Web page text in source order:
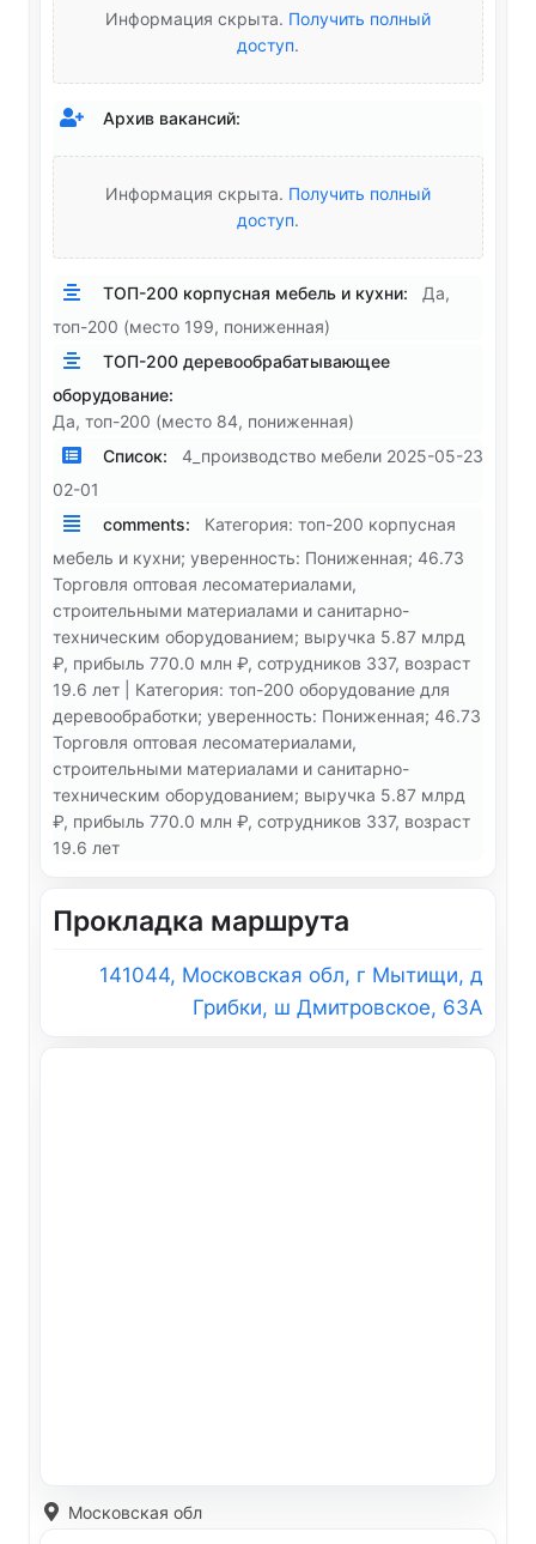
Информация скрыта. Получить полный
доступ.
Архив вакансий:
Информация скрыта. Получить полный
доступ.
ТОП-200 корпусная мебель и кухни:
Да,
топ-200 (место 199, пониженная)
ТОП-200 деревообрабатывающее
оборудование:
Да, топ-200 (место 84, пониженная)
Список:
4_производство мебели 2025-05-23
02-01
comments:
Категория: топ-200 корпусная
мебель и кухни; уверенность: Пониженная; 46.73
Торговля оптовая лесоматериалами,
строительными материалами и санитарно-
техническим оборудованием; выручка 5.87 млрд
₽, прибыль 770.0 млн ₽, сотрудников 337, возраст
19.6 лет | Категория: топ-200 оборудование для
деревообработки; уверенность: Пониженная; 46.73
Торговля оптовая лесоматериалами,
строительными материалами и санитарно-
техническим оборудованием; выручка 5.87 млрд
₽, прибыль 770.0 млн ₽, сотрудников 337, возраст
19.6 лет
Прокладка маршрута
141044, Московская обл, г Мытищи, д
Грибки, ш Дмитровское, 63А
Московская обл